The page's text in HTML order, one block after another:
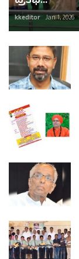
kkeditor Jan 1, 2026